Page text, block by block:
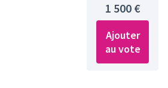
1 500 €
Ajouter
au vote